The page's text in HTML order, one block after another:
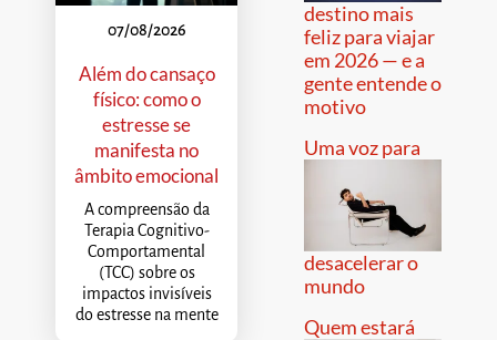
07/08/2026
Além do cansaço
físico: como o
estresse se
manifesta no
âmbito emocional
A compreensão da
Terapia Cognitivo-
Comportamental
(TCC) sobre os
impactos invisíveis
do estresse na mente
destino mais
feliz para viajar
em 2026 — e a
gente entende o
motivo
Uma voz para
desacelerar o
mundo
Quem estará